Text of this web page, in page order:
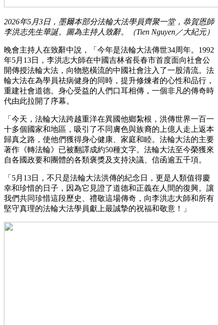
2026年5月3日，墨爾本部分法輪大法學員齊聚一堂，恭賀恩師
李洪志先生華誕。圖為主持人致辭。（Tien Nguyen／大紀元）
晚會主持人在致辭中說，「今年是法輪大法傳世34周年。1992
年5月13日，李洪志大師在中國吉林省長春市首度面向社會公
開傳授法輪大法，向物慾橫流的中國社會注入了一股清流。法
輪大法在為學員祛病健身的同時，提升修煉者的心性和品行，
重建社會道德。身心受益的人們口耳相傳，一個非凡的傳奇時
代由此拉開了序幕。
「今天，法輪大法跨越重洋在異國他鄉紮根，洪傳世界一百一
十多個國家和地區，吸引了不同膚色與族裔的上億人走上返本
歸真之路，使他們獲得身心健康、家庭和睦。法輪大法的主要
著作《轉法輪》已被翻譯成約50種文字。法輪大法至今榮獲來
自各國政要和團體的各類褒獎及支持決議、信函逾五千項。
「5月13日，不只是法輪大法洪傳的紀念日，更是人類值得慶
幸和珍惜的日子，因為它見證了道德和正義在人間的復興。讓
我們共同珍惜這段歷史、禮敬這場傳奇，向李洪志大師和所有
堅守真理的法輪大法學員獻上最誠摯的祝福和敬意！」